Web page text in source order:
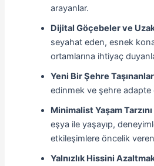
arayanlar.
Dijital Göçebeler ve
seyahat eden, esnek
ortamlarına ihtiyaç
Yeni Bir Şehre
edinmek ve şehre adapte
Minimalist Yaşam
eşya ile yaşayıp,
etkileşimlere öncelik
Yalnızlık Hissini